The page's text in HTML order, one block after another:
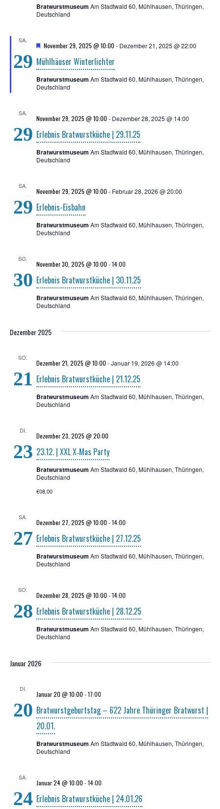
Bratwurstmuseum Am Stadtwald 60, Mühlhausen, Thüringen,
Deutschland
SA.
29 Mühl­häu­ser Winterlichter
H
r
v
o
r
g
o
b
e
n
November 29, 2025 @ 10:00 - Dezember 21, 2025 @ 22:00
Bratwurstmuseum Am Stadtwald 60, Mühlhausen, Thüringen,
Deutschland
SA.
29 Erleb­nis Brat­wurst­kü­che | 29.11.25
November 29, 2025 @ 10:00 - Dezember 28, 2025 @ 14:00
Bratwurstmuseum Am Stadtwald 60, Mühlhausen, Thüringen,
Deutschland
SA.
29 Erleb­nis-Eis­bahn
November 29, 2025 @ 10:00 - Februar 28, 2026 @ 20:00
Bratwurstmuseum Am Stadtwald 60, Mühlhausen, Thüringen,
Deutschland
SO.
30 Erleb­nis Brat­wurst­kü­che | 30.11.25
November 30, 2025 @ 10:00 -14:00
Bratwurstmuseum Am Stadtwald 60, Mühlhausen, Thüringen,
Deutschland
Dezember 2025
SO.
21 Erleb­nis Brat­wurst­kü­che | 21.12.25
Dezember 21, 2025 @ 10:00 -Januar 19, 2026 @ 14:00
Bratwurstmuseum Am Stadtwald 60, Mühlhausen, Thüringen,
Deutschland
DI.
23 23.12. | XXL X‑Mas Party
Dezember 23, 2025 @ 20:00
Bratwurstmuseum Am Stadtwald 60, Mühlhausen, Thüringen,
Deutschland
€08,00
SA.
27 Erleb­nis Brat­wurst­kü­che | 27.12.25
Dezember 27, 2025 @ 10:00 -14:00
Bratwurstmuseum Am Stadtwald 60, Mühlhausen, Thüringen,
Deutschland
SO.
28 Erleb­nis Brat­wurst­kü­che | 28.12.25
Dezember 28, 2025 @ 10:00 -14:00
Bratwurstmuseum Am Stadtwald 60, Mühlhausen, Thüringen,
Deutschland
Januar 2026
DI.
20 Brat­wurst­ge­burts­tag – 622 Jah­re Thü­rin­ger Brat­wurst |
20.01.
Januar 20 @ 10:00 -17:00
Bratwurstmuseum Am Stadtwald 60, Mühlhausen, Thüringen,
Deutschland
SA.
24 Erleb­nis Brat­wurst­kü­che | 24.01.26
Januar 24 @ 10:00 -14:00